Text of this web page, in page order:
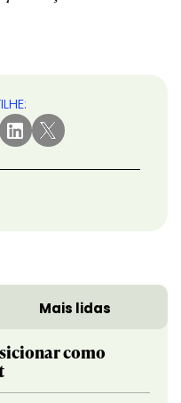
Mais lidas
como